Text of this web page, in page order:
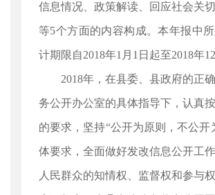
信息情况、政策解读、回应社会关
等5个方面的内容构成。本年报中
计期限自2018年1月1日起至2018年12
2018年，在县委、县政府的正
务公开办公室的具体指导下，认真按
的要求，坚持“公开为原则，不公开
体要求，全面做好发改信息公开工
人民群众的知情权、监督权和参与